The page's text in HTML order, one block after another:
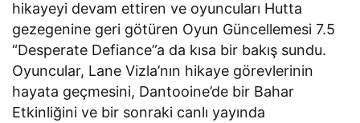
hikayeyi devam ettiren ve oyuncuları Hutta
gezegenine geri götüren Oyun Güncellemesi 7.5
“Desperate Defiance”a da kısa bir bakış sundu.
Oyuncular, Lane Vizla’nın hikaye görevlerinin
hayata geçmesini, Dantooine’de bir Bahar
Etkinliğini ve bir sonraki canlı yayında